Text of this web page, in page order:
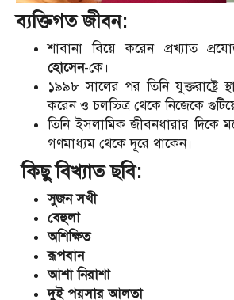
ব্যক্তিগত জীবন:
শাবানা বিয়ে করেন প্রখ্যাত
হোসেন-কে।
১৯৯৮ সালের পর তিনি যুক্তরাষ্ট্রে
করেন ও চলচ্চিত্র থেকে নিজেকে
তিনি ইসলামিক জীবনধারার দিকে
গণমাধ্যম থেকে দূরে থাকেন।
কিছু বিখ্যাত ছবি:
সুজন সখী
বেহুলা
অশিক্ষিত
রূপবান
আশা নিরাশা
দুই পয়সার আলতা